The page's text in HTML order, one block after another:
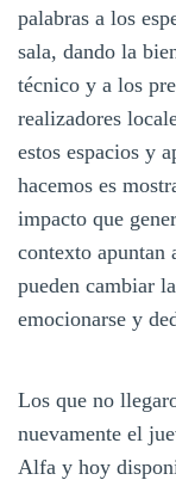
palabras a los
sala, dando la
técnico y a los
realizadores
estos espacios y
hacemos es
impacto que
contexto apuntan
pueden cambiar
emocionarse y
Los que no
nuevamente el
Alfa y hoy